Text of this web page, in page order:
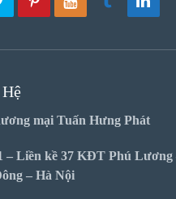
mại Tuấn Hưng Phát
– Liền kề 37 KĐT Phú Lương
– Hà Nội